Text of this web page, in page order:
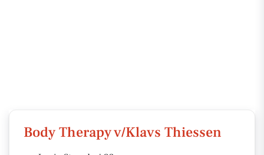
Body Therapy v/Klavs Thiessen